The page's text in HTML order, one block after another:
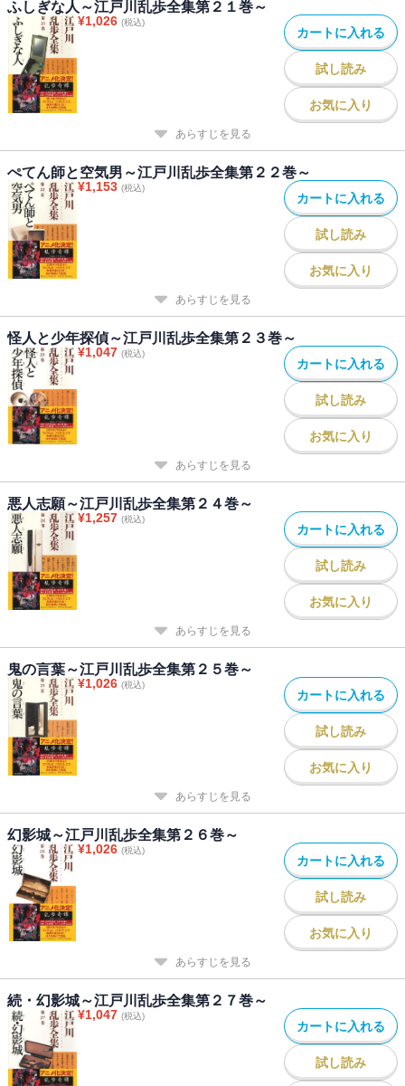
ふしぎな人～江戸川乱歩全集第２１巻～
¥1,026 (税込)
カートに入れる
試し読み
お気に入り
あらすじを見る
ぺてん師と空気男～江戸川乱歩全集第２２巻～
¥1,153 (税込)
カートに入れる
試し読み
お気に入り
あらすじを見る
怪人と少年探偵～江戸川乱歩全集第２３巻～
¥1,047 (税込)
カートに入れる
試し読み
お気に入り
あらすじを見る
悪人志願～江戸川乱歩全集第２４巻～
¥1,257 (税込)
カートに入れる
試し読み
お気に入り
あらすじを見る
鬼の言葉～江戸川乱歩全集第２５巻～
¥1,026 (税込)
カートに入れる
試し読み
お気に入り
あらすじを見る
幻影城～江戸川乱歩全集第２６巻～
¥1,026 (税込)
カートに入れる
試し読み
お気に入り
あらすじを見る
続・幻影城～江戸川乱歩全集第２７巻～
¥1,047 (税込)
カートに入れる
試し読み